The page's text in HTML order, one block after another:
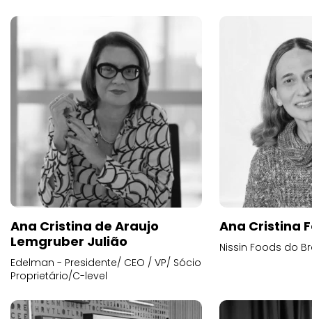
Ana Cristina de Araujo
Lemgruber Julião
Edelman - Presidente/ CEO / VP/ Sócio
Proprietário/C-level
Ana Cristina
Nissin Foods do